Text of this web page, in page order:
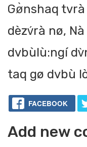
Gø̀nshaq
dèzv́rà nø,
dvbùlù:ngí
taq gø dvbù
FACEBOOK
Add new